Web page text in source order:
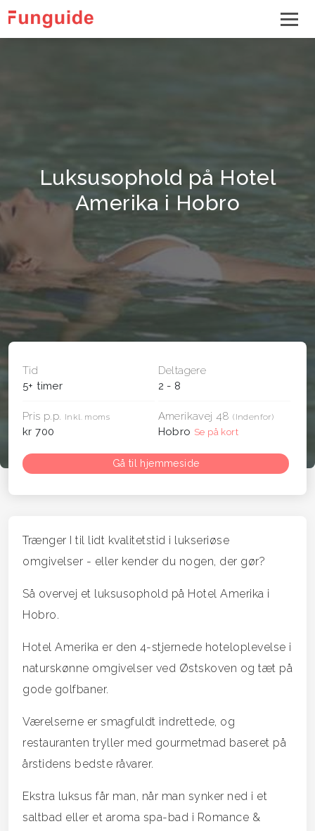
Luksusophold på Hotel
Amerika i Hobro
Tid
5+ timer
Deltagere
2 - 8
Pris p.p. Inkl. moms
kr 700
Amerikavej 48(Indenfor)
Hobro Se på kort
Gå til hjemmeside
Trænger I til lidt kvalitetstid i lukseriøse
omgivelser - eller kender du nogen, der gør?
Så overvej et luksusophold på Hotel Amerika i
Hobro.
Hotel Amerika er den 4-stjernede hoteloplevelse i
naturskønne omgivelser ved Østskoven og tæt på
gode golfbaner.
Værelserne er smagfuldt indrettede, og
restauranten tryller med gourmetmad baseret på
årstidens bedste råvarer.
Ekstra luksus får man, når man synker ned i et
saltbad eller et aroma spa-bad i Romance &